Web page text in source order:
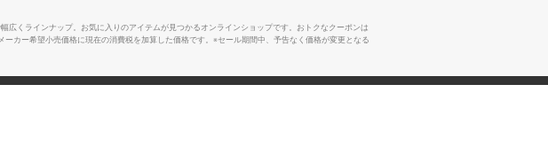
くラインナップ。お気に入りのアイテムが見つかるオンラインショップです。おトクなクーポンは
カー希望小売価格に現在の消費税を加算した価格です。※セール期間中、予告なく価格が変更となる